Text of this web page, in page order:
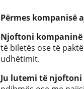
Përmes kompanisë
Njoftoni
të biletës ose të
udhëtimit.
Ju lutemi të